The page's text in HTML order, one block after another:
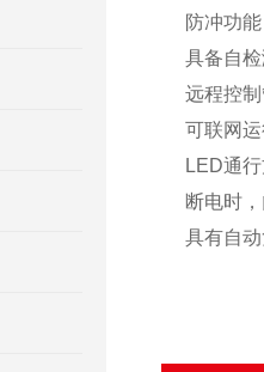
防冲功
具备自
远程控
可联网
LED通
断电时
具有自